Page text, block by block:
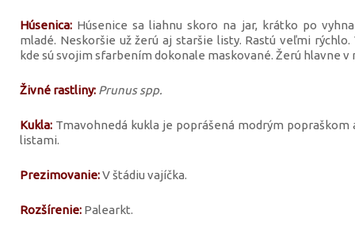
Húsenica: Húsenice sa liahnu skoro na jar, krátko po
mladé. Neskoršie už žerú aj staršie listy. Rastú veľmi
kde sú svojim sfarbením dokonale maskované. Žerú hlavne v
Živné rastliny: Prunus spp.
Kukla: Tmavohnedá kukla je poprášená modrým
listami.
Prezimovanie:V štádiu vajíčka.
Rozšírenie: Palearkt.